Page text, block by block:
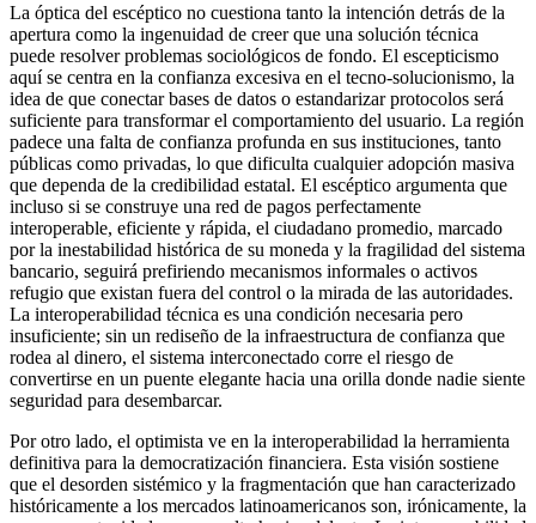
La óptica del escéptico no cuestiona tanto la intención detrás de la
apertura como la ingenuidad de creer que una solución técnica
puede resolver problemas sociológicos de fondo. El escepticismo
aquí se centra en la confianza excesiva en el tecno-solucionismo, la
idea de que conectar bases de datos o estandarizar protocolos será
suficiente para transformar el comportamiento del usuario. La región
padece una falta de confianza profunda en sus instituciones, tanto
públicas como privadas, lo que dificulta cualquier adopción masiva
que dependa de la credibilidad estatal. El escéptico argumenta que
incluso si se construye una red de pagos perfectamente
interoperable, eficiente y rápida, el ciudadano promedio, marcado
por la inestabilidad histórica de su moneda y la fragilidad del sistema
bancario, seguirá prefiriendo mecanismos informales o activos
refugio que existan fuera del control o la mirada de las autoridades.
La interoperabilidad técnica es una condición necesaria pero
insuficiente; sin un rediseño de la infraestructura de confianza que
rodea al dinero, el sistema interconectado corre el riesgo de
convertirse en un puente elegante hacia una orilla donde nadie siente
seguridad para desembarcar.
Por otro lado, el optimista ve en la interoperabilidad la herramienta
definitiva para la democratización financiera. Esta visión sostiene
que el desorden sistémico y la fragmentación que han caracterizado
históricamente a los mercados latinoamericanos son, irónicamente, la